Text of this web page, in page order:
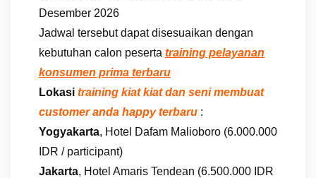
Desember 2026
Jadwal tersebut dapat disesuaikan dengan
kebutuhan calon peserta training pelayanan
konsumen prima terbaru
Lokasi training kiat kiat dan seni membuat
customer anda happy terbaru :
Yogyakarta, Hotel Dafam Malioboro (6.000.000
IDR / participant)
Jakarta, Hotel Amaris Tendean (6.500.000 IDR